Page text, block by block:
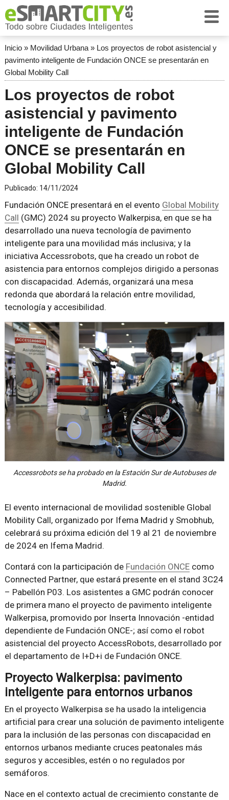
Inicio» Movilidad Urbana» Los proyectos de robot asistencial y
pavimento inteligente de Fundación ONCE se presentarán en
Global Mobility Call
Los proyectos de robot
asistencial y pavimento
inteligente de Fundación
ONCE se presentarán en
Global Mobility Call
Publicado: 14/11/2024
Fundación ONCE presentará en el evento Global Mobility
Call (GMC) 2024 su proyecto Walkerpisa, en que se ha
desarrollado una nueva tecnología de pavimento
inteligente para una movilidad más inclusiva; y la
iniciativa Accessrobots, que ha creado un robot de
asistencia para entornos complejos dirigido a personas
con discapacidad. Además, organizará una mesa
redonda que abordará la relación entre movilidad,
tecnología y accesibilidad.
Accessrobots se ha probado en la Estación Sur de Autobuses de
Madrid.
El evento internacional de movilidad sostenible Global
Mobility Call, organizado por Ifema Madrid y Smobhub,
celebrará su próxima edición del 19 al 21 de noviembre
de 2024 en Ifema Madrid.
Contará con la participación de Fundación ONCEcomo
Connected Partner, que estará presente en el stand 3C24
– Pabellón P03. Los asistentes a GMC podrán conocer
de primera mano el proyecto de pavimento inteligente
Walkerpisa, promovido por Inserta Innovación -entidad
dependiente de Fundación ONCE-; así como el robot
asistencial del proyecto AccessRobots, desarrollado por
el departamento de I+D+i de Fundación ONCE.
Proyecto Walkerpisa: pavimento
inteligente para entornos urbanos
En el proyecto Walkerpisa se ha usado la inteligencia
artificial para crear una solución de pavimento inteligente
para la inclusión de las personas con discapacidad en
entornos urbanos mediante cruces peatonales más
seguros y accesibles, estén o no regulados por
semáforos.
Nace en el contexto actual de crecimiento constante de